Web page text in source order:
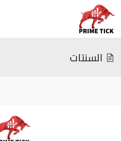
السنتات